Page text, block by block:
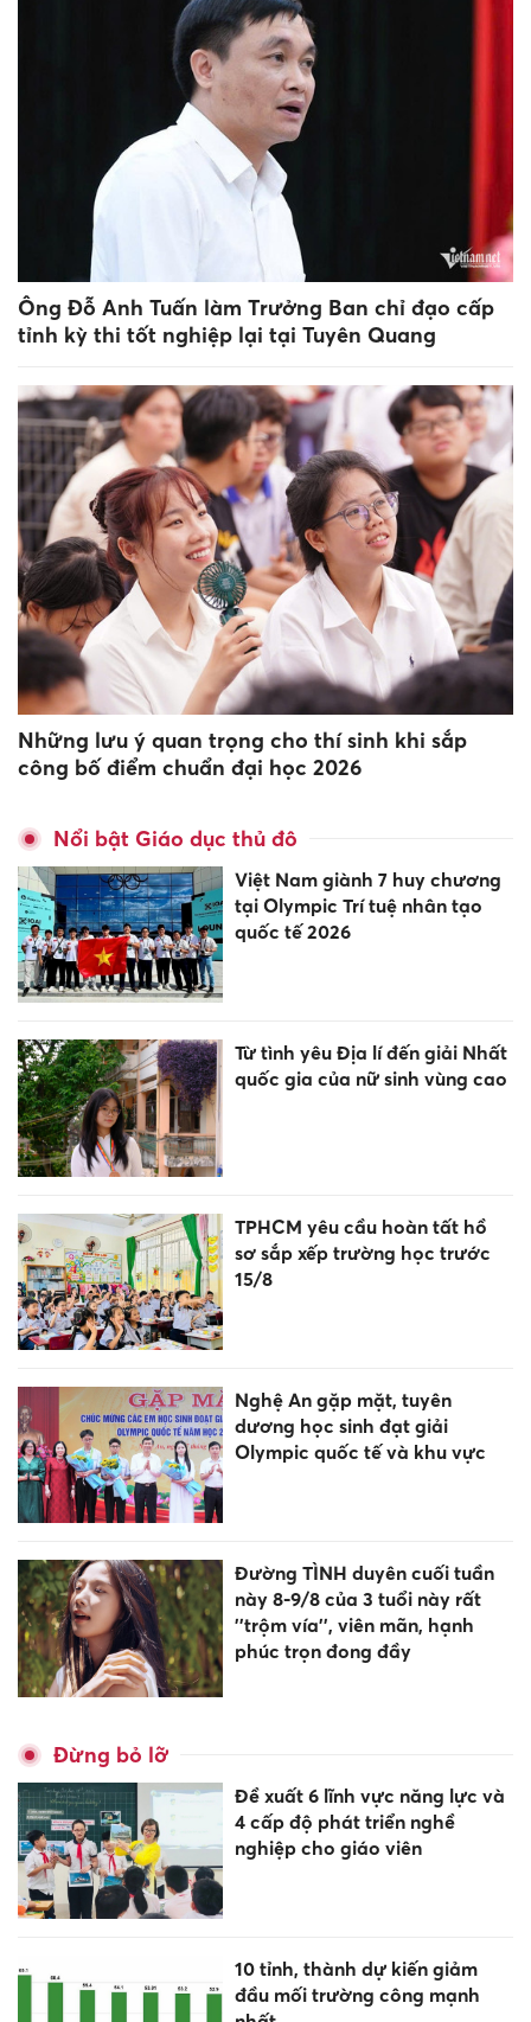
Ông Đỗ Anh Tuấn làm Trưởng Ban chỉ đạo cấp
tỉnh kỳ thi tốt nghiệp lại tại Tuyên Quang
Những lưu ý quan trọng cho thí sinh khi sắp
công bố điểm chuẩn đại học 2026
Nổi bật Giáo dục thủ đô
Việt Nam giành 7 huy chương
tại Olympic Trí tuệ nhân tạo
quốc tế 2026
Từ tình yêu Địa lí đến giải Nhất
quốc gia của nữ sinh vùng cao
TPHCM yêu cầu hoàn tất hồ
sơ sắp xếp trường học trước
15/8
Nghệ An gặp mặt, tuyên
dương học sinh đạt giải
Olympic quốc tế và khu vực
Đường TÌNH duyên cuối tuần
này 8-9/8 của 3 tuổi này rất
''trộm vía'', viên mãn, hạnh
phúc trọn đong đầy
Đừng bỏ lỡ
Đề xuất 6 lĩnh vực năng lực và
4 cấp độ phát triển nghề
nghiệp cho giáo viên
10 tỉnh, thành dự kiến giảm
đầu mối trường công mạnh